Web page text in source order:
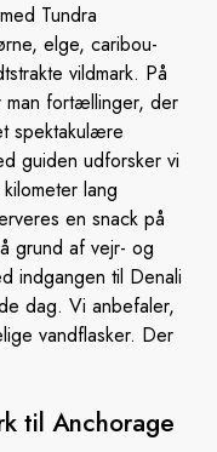
Tundra
elge, caribou-
vildmark. På
man fortællinger, der
spektakulære
guiden udforsker vi
lang
en snack på
grund af vejr- og
indgangen til Denali
dag. Vi anbefaler,
vandflasker. Der
til Anchorage